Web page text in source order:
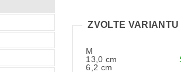
ZVOLTE VARIANTU
M
13,0 cm
6,2 cm